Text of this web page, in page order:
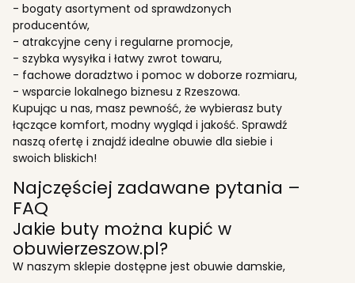
- bogaty asortyment od sprawdzonych
producentów,
- atrakcyjne ceny i regularne promocje,
- szybka wysyłka i łatwy zwrot towaru,
- fachowe doradztwo i pomoc w doborze rozmiaru,
- wsparcie lokalnego biznesu z Rzeszowa.
Kupując u nas, masz pewność, że wybierasz buty
łączące komfort, modny wygląd i jakość. Sprawdź
naszą ofertę i znajdź idealne obuwie dla siebie i
swoich bliskich!
Najczęściej zadawane pytania –
FAQ
Jakie buty można kupić w
obuwierzeszow.pl?
W naszym sklepie dostępne jest obuwie damskie,